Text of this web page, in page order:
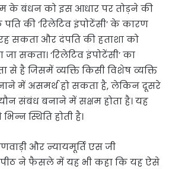
के बंधन को इस आधार पर तोड़ने की
की ‘रिलेटिव इंपोटेंसी’ के कारण
सकता और दंपति की हताशा को
सकता। ‘रिलेटिव इंपोटेंसी’ का
है जिसमें व्यक्ति किसी विशेष व्यक्ति
में असमर्थ हो सकता है, लेकिन दूसरे
संबंध बनाने में सक्षम होता है। यह
स्थिति होती है।
और न्यायमूर्ति एस जी
ने फैसले में यह भी कहा कि यह ऐसे